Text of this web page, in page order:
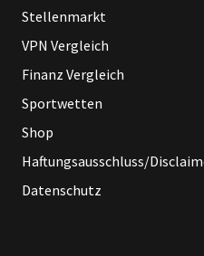
Stellenmarkt
VPN Vergleich
Finanz Vergleich
Sportwetten
Shop
Haftungsausschluss/
Datenschutz